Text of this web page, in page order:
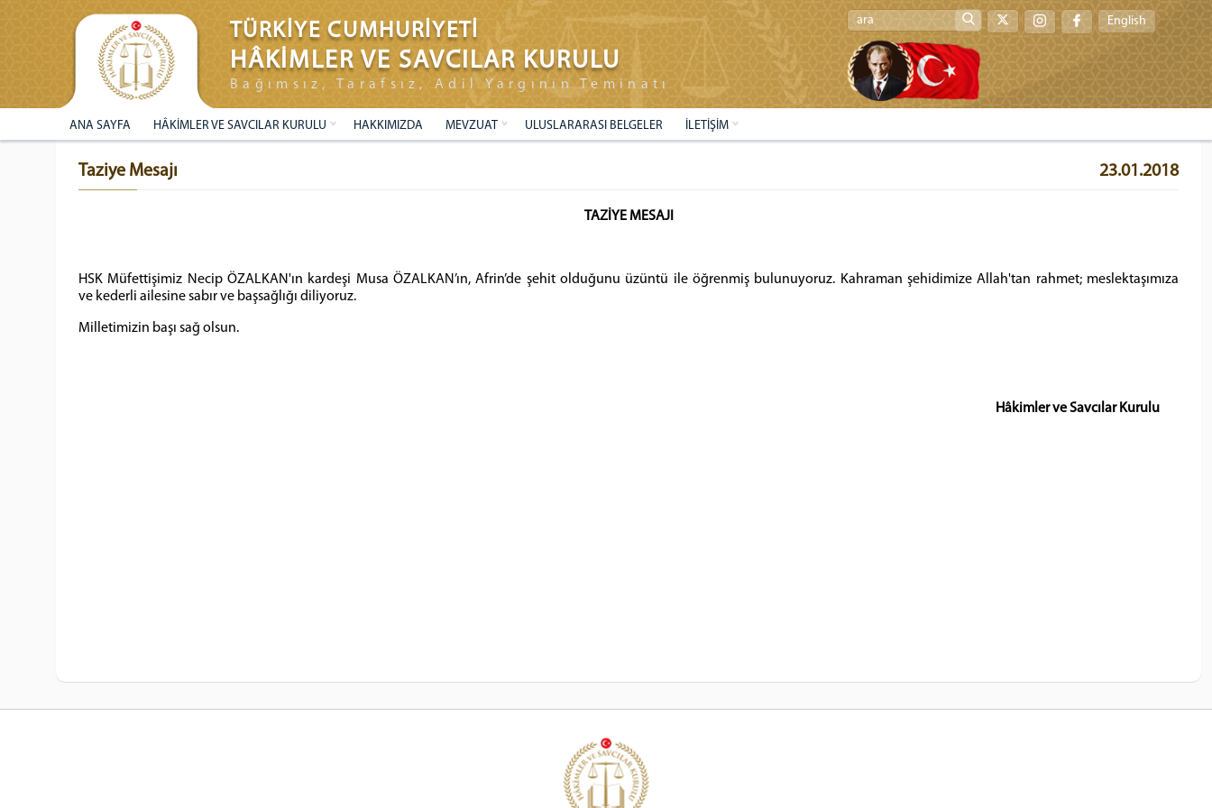
TÜRKİYE CUMHURİYETİ
HÂKİMLER VE SAVCILAR KURULU
Bağımsız, Tarafsız, Adil Yargının Teminatı
English
ANA SAYFA HÂKİMLER VE SAVCILAR KURULU HAKKIMIZDA MEVZUAT ULUSLARARASI BELGELER İLETİŞİM
Taziye Mesajı 23.01.2018
TAZİYE MESAJI
HSK Müfettişimiz Necip ÖZALKAN'ın kardeşi Musa ÖZALKAN’ın, Afrin’de şehit olduğunu üzüntü ile öğrenmiş bulunuyoruz. Kahraman şehidimize Allah'tan rahmet; meslektaşımıza
ve kederli ailesine sabır ve başsağlığı diliyoruz.
Milletimizin başı sağ olsun.
Hâkimler ve Savcılar Kurulu